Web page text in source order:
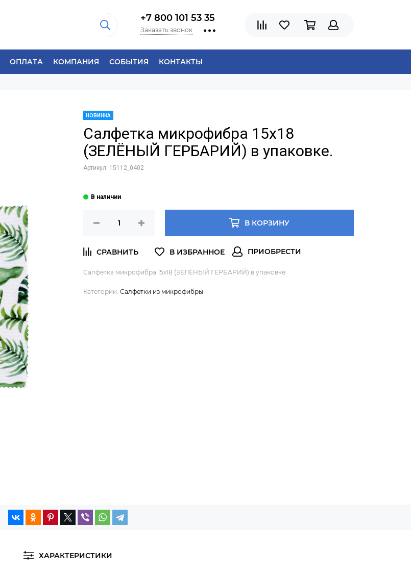
+7 800 101 53 35
Заказать звонок
ОПЛАТА КОМПАНИЯ СОБЫТИЯ КОНТАКТЫ
НОВИНКА
Салфетка микрофибра 15х18
(ЗЕЛЁНЫЙ ГЕРБАРИЙ) в упаковке.
Артикул: 15112_0402
В КОРЗИНУ
Салфетка микрофибра 15х18 (ЗЕЛЁНЫЙ ГЕРБАРИЙ) в упаковке.
Категории: Салфетки из микрофибры
ХАРАКТЕРИСТИКИ